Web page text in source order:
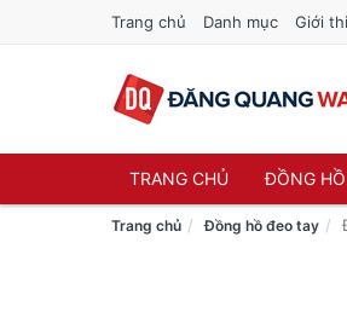
Trang chủ Danh mục Giới
TRANG CHỦ ĐỒNG
Trang chủ Đồng hồ đeo tay